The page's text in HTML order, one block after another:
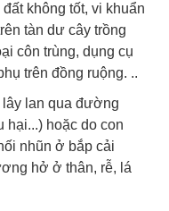
không tốt, vi khuẩn
tàn dư cây trồng
côn trùng, dụng cụ
trên đồng ruộng. ..
lây lan qua đường
hại...) hoặc do con
nhũn ở bắp cải
hở ở thân, rễ, lá